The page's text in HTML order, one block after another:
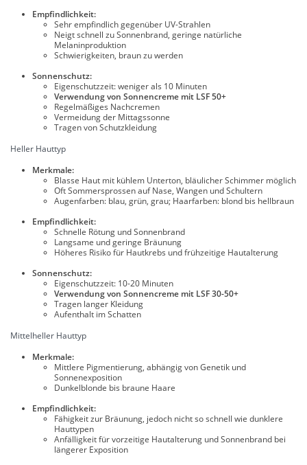
Empfindlichkeit:
Sehr empfindlich gegenüber UV-Strahlen
Neigt schnell zu Sonnenbrand, geringe natürliche
Melaninproduktion
Schwierigkeiten, braun zu werden
Sonnenschutz:
Eigenschutzzeit: weniger als 10 Minuten
Verwendung von Sonnencreme mit LSF 50+
Regelmäßiges Nachcremen
Vermeidung der Mittagssonne
Tragen von Schutzkleidung
Heller Hauttyp
Merkmale:
Blasse Haut mit kühlem Unterton, bläulicher Schimmer möglich
Oft Sommersprossen auf Nase, Wangen und Schultern
Augenfarben: blau, grün, grau; Haarfarben: blond bis hellbraun
Empfindlichkeit:
Schnelle Rötung und Sonnenbrand
Langsame und geringe Bräunung
Höheres Risiko für Hautkrebs und frühzeitige Hautalterung
Sonnenschutz:
Eigenschutzzeit: 10-20 Minuten
Verwendung von Sonnencreme mit LSF 30-50+
Tragen langer Kleidung
Aufenthalt im Schatten
Mittelheller Hauttyp
Merkmale:
Mittlere Pigmentierung, abhängig von Genetik und
Sonnenexposition
Dunkelblonde bis braune Haare
Empfindlichkeit:
Fähigkeit zur Bräunung, jedoch nicht so schnell wie dunklere
Hauttypen
Anfälligkeit für vorzeitige Hautalterung und Sonnenbrand bei
längerer Exposition